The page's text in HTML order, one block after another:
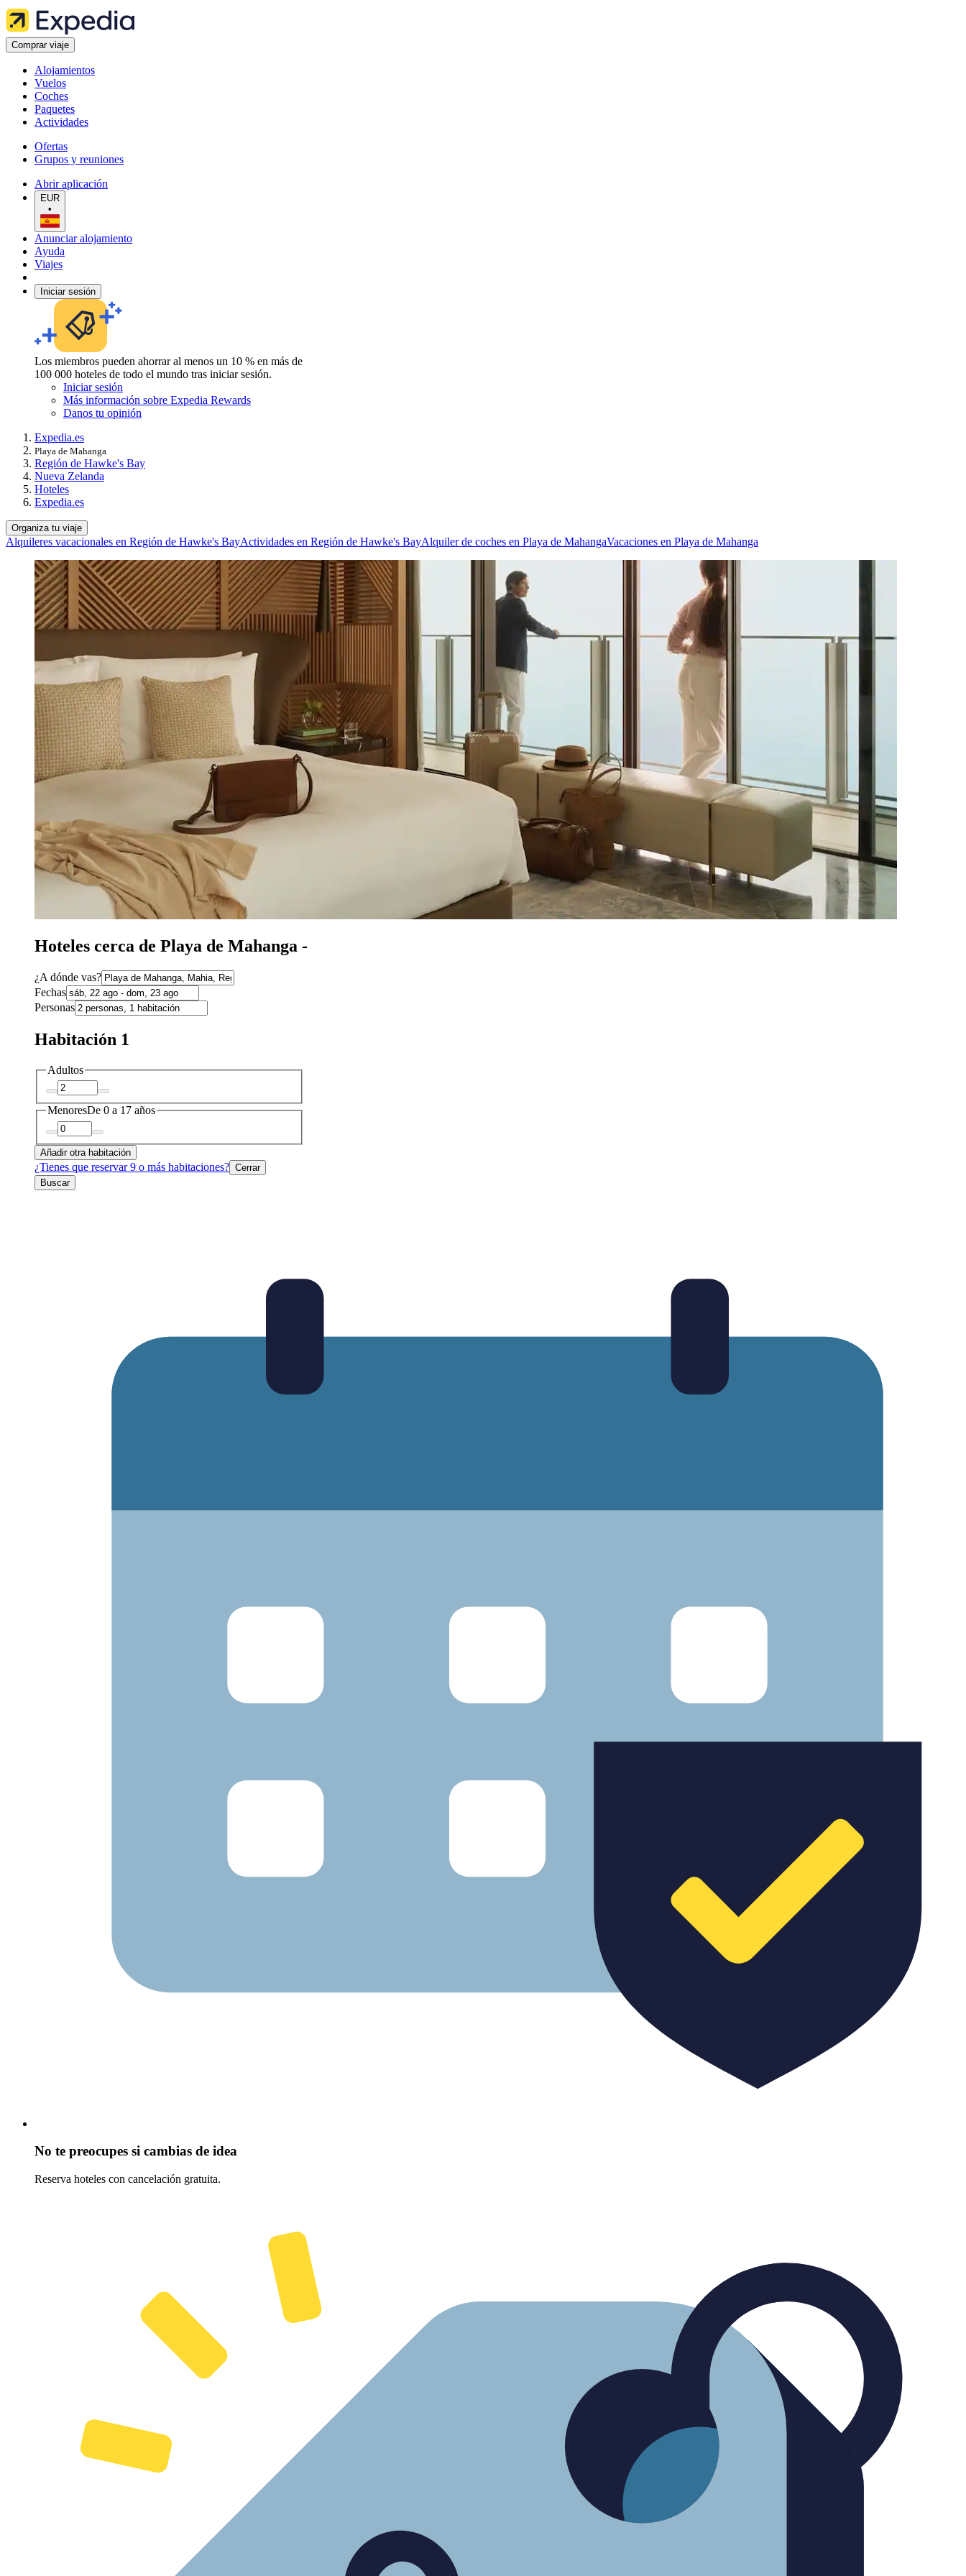
Comprar viaje
Alojamientos
Vuelos
Coches
Paquetes
Actividades
Ofertas
Grupos y reuniones
Abrir aplicación
EUR
•
Anunciar alojamiento
Ayuda
Viajes
Iniciar sesión
Los miembros pueden ahorrar al menos un 10 % en más de
100 000 hoteles de todo el mundo tras iniciar sesión.
Iniciar sesión
Más información sobre Expedia Rewards
Danos tu opinión
Expedia.es
Playa de Mahanga
Región de Hawke's Bay
Nueva Zelanda
Hoteles
Expedia.es
Organiza tu viaje
Alquileres vacacionales en Región de Hawke's BayActividades en Región de Hawke's BayAlquiler de coches en Playa de MahangaVacaciones en Playa de Mahanga
Hoteles cerca de Playa de Mahanga -
¿A dónde vas?
Fechas
Personas
Habitación 1
Adultos
MenoresDe 0 a 17 años
Añadir otra habitación
¿Tienes que reservar 9 o más habitaciones? Cerrar
Buscar
No te preocupes si cambias de idea
Reserva hoteles con cancelación gratuita.